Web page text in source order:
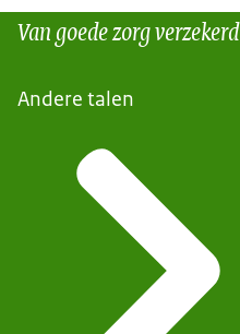
Van goede zorg verzekerd
Andere talen